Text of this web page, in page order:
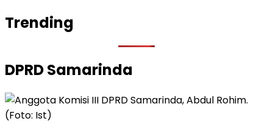
Trending
DPRD Samarinda